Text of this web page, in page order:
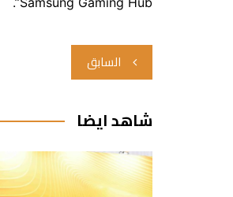
تصفّح
المقالات
السابق
شاهد ايضا